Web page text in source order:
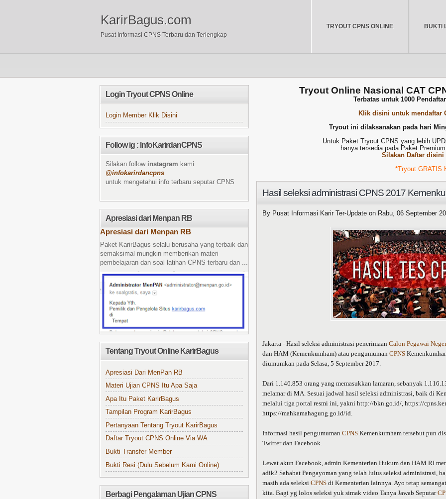
KarirBagus.com
Pusat Informasi CPNS Terbaru dan Terlengkap
BUKTI
TRYOUT CPNS ONLINE
Tryout Online Nasional CAT
Terbatas untuk 1000
Klik disini untuk mendaftar
Tryout ini dilaksanakan pada hari
Untuk Paket Tryout CPNS yang lebih
hanya tersedia pada Paket
Silakan Daftar disini
*Tryout GRATIS
Hasil seleksi administrasi CPNS 2017
By Pusat Informasi Karir Ter-Update on Rabu, 06 September
Jakarta - Hasil seleksi administrasi penerimaan Calon Pegawai
dan HAM (Kemenkumham) atau pengumuman CPNS
diumumkan pada Selasa, 5 September 2017.
Dari 1.146.853 orang yang memasukkan lamaran, sebanyak
melamar di MA. Sesuai jadwal hasil seleksi administrasi, baik di
melalui tiga portal resmi ini, yakni http://bkn.go.id/, https://
https://mahkamahagung.go.id/id.
Informasi hasil pengumuman CPNSKemenkumham tersebut pun
Twitter dan Facebook.
Lewat akun Facebook, admin Kementerian Hukum dan HAM RI
adik2 Sahabat Pengayoman yang telah lulus seleksi administrasi,
masih ada seleksi CPNSdi Kementerian lainnya. Ayo tetap
kita. Bagi yg lolos seleksi yuk simak video Tanya Jawab Seputar
Login Tryout CPNS Online
Login Member Klik Disini
Follow ig : InfoKarirdanCPNS
Silakan follow instagram kami
@infokarirdancpns
untuk mengetahui info terbaru seputar CPNS
Apresiasi dari Menpan RB
Apresiasi dari Menpan RB
Paket KarirBagus selalu berusaha yang terbaik dan
semaksimal mungkin memberikan materi
pembelajaran dan soal latihan CPNS terbaru dan ...
Tentang Tryout Online KarirBagus
Apresiasi Dari MenPan RB
Materi Ujian CPNS Itu Apa Saja
Apa Itu Paket KarirBagus
Tampilan Program KarirBagus
Pertanyaan Tentang Tryout KarirBagus
Daftar Tryout CPNS Online Via WA
Bukti Transfer Member
Bukti Resi (Dulu Sebelum Kami Online)
Berbagi Pengalaman Ujian CPNS